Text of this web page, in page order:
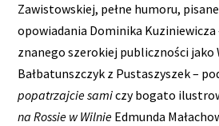
Zawistowskiej, pełne humoru,
opowiadania Dominika Kuziniewicza
znanego szerokiej publiczności jako
Bałbatunszczyk z Pustaszyszek –
popatrzajcie samiczy bogato
na Rossie w Wilnie Edmunda